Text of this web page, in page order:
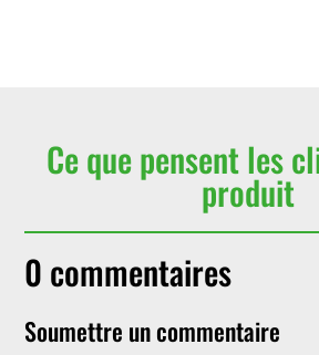
Ce que pensent les
produit
0 commentaires
Soumettre un commentaire